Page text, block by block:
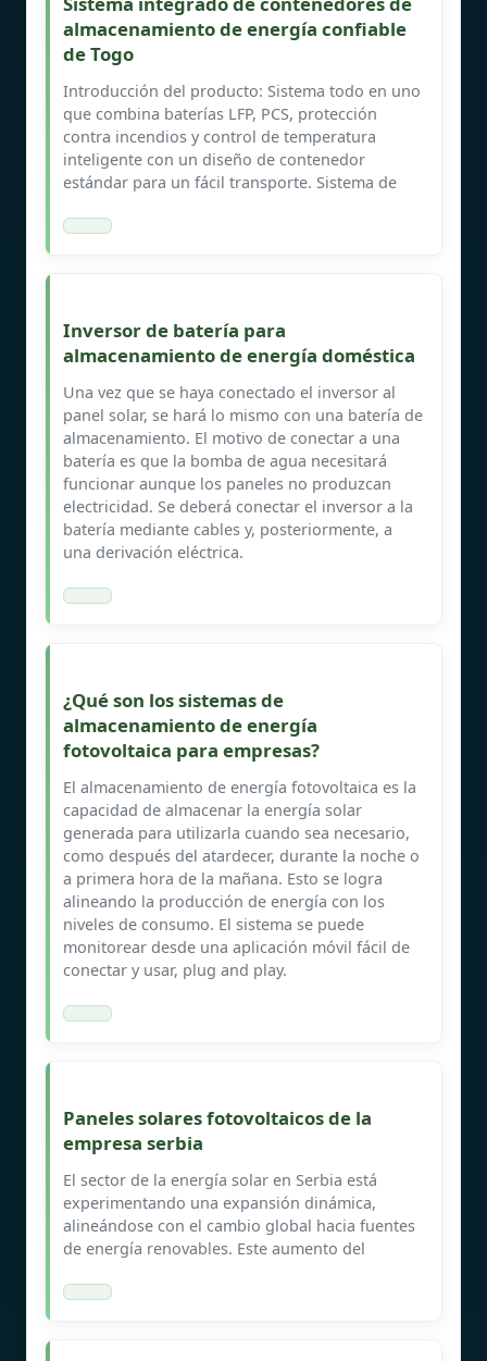
almacenamiento de energía confiable
de Togo
Introducción del producto: Sistema todo en uno
que combina baterías LFP, PCS, protección
contra incendios y control de temperatura
inteligente con un diseño de contenedor
estándar para un fácil transporte. Sistema de
Inversor de batería para
almacenamiento de energía doméstica
Una vez que se haya conectado el inversor al
panel solar, se hará lo mismo con una batería de
almacenamiento. El motivo de conectar a una
batería es que la bomba de agua necesitará
funcionar aunque los paneles no produzcan
electricidad. Se deberá conectar el inversor a la
batería mediante cables y, posteriormente, a
una derivación eléctrica.
¿Qué son los sistemas de
almacenamiento de energía
fotovoltaica para empresas?
El almacenamiento de energía fotovoltaica es la
capacidad de almacenar la energía solar
generada para utilizarla cuando sea necesario,
como después del atardecer, durante la noche o
a primera hora de la mañana. Esto se logra
alineando la producción de energía con los
niveles de consumo. El sistema se puede
monitorear desde una aplicación móvil fácil de
conectar y usar, plug and play.
Paneles solares fotovoltaicos de la
empresa serbia
El sector de la energía solar en Serbia está
experimentando una expansión dinámica,
alineándose con el cambio global hacia fuentes
de energía renovables. Este aumento del